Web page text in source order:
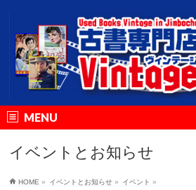
MENU
イベントとお知らせ
HOME » イベントとお知らせ » イベント »